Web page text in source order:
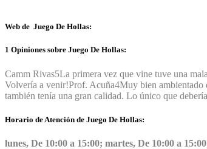
Web de Juego De Hollas:
1 Opiniones sobre Juego De Hollas:
Camm Rivas5La primera vez que vine tuve una
Volvería a venir!Prof. Acuña4Muy bien ambientado
también tenía una gran calidad. Lo único que
Horario de Atención de Juego De Hollas:
lunes, De 10:00 a 15:00; martes, De 10:00 a